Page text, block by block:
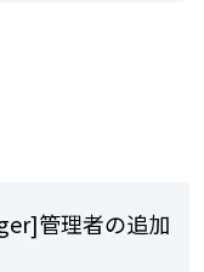
管理者の追加